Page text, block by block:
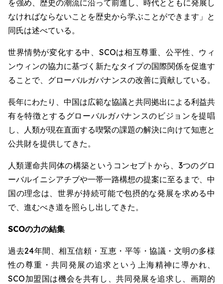
を強め、歴史の潮流に沿って前進し、時代とともに発展し
なければならないことを歴史から学ぶことができます」と
同氏は述べている。
世界情勢が変化する中、SCOは相互尊重、公平性、ウィ
ンウィンの協力に基づく新たなタイプの国際関係を促進す
ることで、グローバルガバナンスの改善に貢献している。
長年にわたり、中国は広範な協議と共同拠出による利益共
有を特徴とするグローバルガバナンスのビジョンを提唱
し、人類が現在直面する喫緊の課題の解決に向けて知恵と
公共財を提供してきた。
人類運命共同体の構築というコンセプトから、3つのグロ
ーバルイニシアチブや一帯一路構想の提案に至るまで、中
国の理念は、世界が持続可能で包摂的な発展を求める中
で、進むべき道を照らし出してきた。
SCOの力の結集
過去24年間、相互信頼・互恵・平等・協議・文明の多様
性の尊重・共同発展の追求という上海精神に導かれ、
SCO加盟国は機会を共有し、共同発展を追求し、画期的